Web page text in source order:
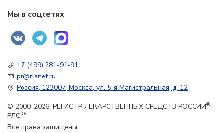
Мы в соцсетях
+7 (499) 281-91-91
pr@rlsnet.ru
Россия, 123007, Москва, ул. 5-я Магистральная, д. 12
© 2000-2026. РЕГИСТР ЛЕКАРСТВЕННЫХ СРЕДСТВ РОССИИ®
РЛС ®
Все права защищены